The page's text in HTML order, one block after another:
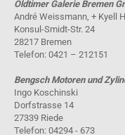
Oldtimer Galerie Bremen
André Weissmann, + Kyell
Konsul-Smidt-Str. 24
28217 Bremen
Telefon: 0421 – 212151
Bengsch Motoren und
Ingo Koschinski
Dorfstrasse 14
27339 Riede
Telefon: 04294 - 673